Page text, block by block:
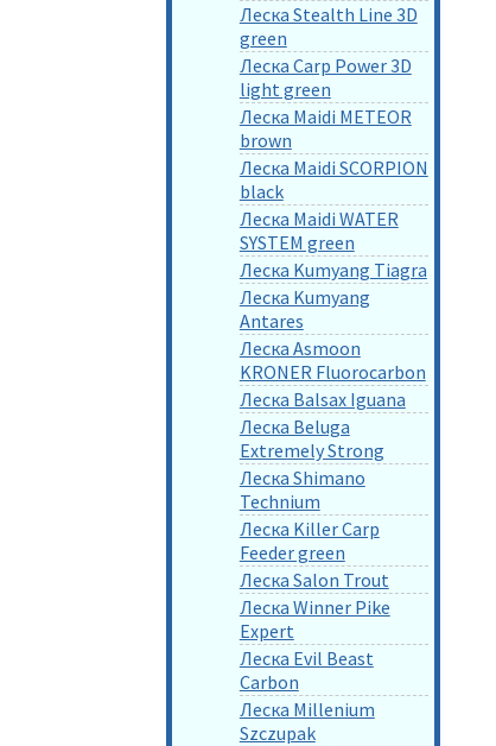
Леска Stealth Line 3D
green
Леска Carp Power 3D
light green
Леска Maidi METEOR
brown
Леска Maidi SCORPION
black
Леска Maidi WATER
SYSTEM green
Леска Kumyang Tiagra
Леска Kumyang
Antares
Леска Asmoon
KRONER Fluorocarbon
Леска Balsax Iguana
Леска Beluga
Extremely Strong
Леска Shimano
Technium
Леска Killer Carp
Feeder green
Леска Salon Trout
Леска Winner Pike
Expert
Леска Evil Beast
Carbon
Леска Millenium
Szczupak